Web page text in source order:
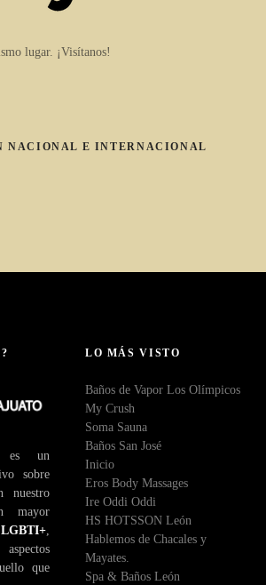
lugar. ¡Visítanos!
NACIONAL E INTERNACIONAL
un
sobre
nuestro
mayor
LGBTI+
que
LO MÁS VISTO
Baños de Vapor Los Olímpicos
My Crush
Soma Sauna
Baños San José
Inicio
Eros Body Massages
Ire Oddi Oddi
HS HOTSSON León
Hablemos de Chacales y
Mayates.
Spa & Baños León